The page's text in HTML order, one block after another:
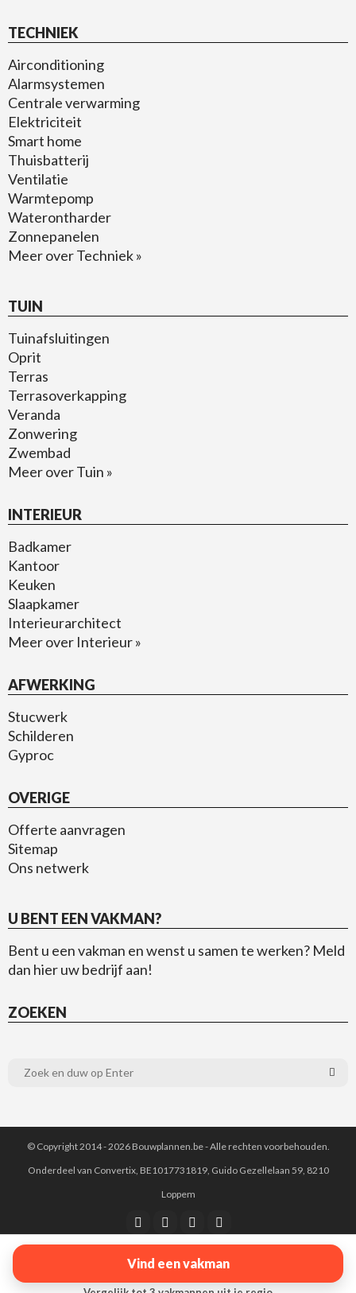
TECHNIEK
Airconditioning
Alarmsystemen
Centrale verwarming
Elektriciteit
Smart home
Thuisbatterij
Ventilatie
Warmtepomp
Waterontharder
Zonnepanelen
Meer over Techniek »
TUIN
Tuinafsluitingen
Oprit
Terras
Terrasoverkapping
Veranda
Zonwering
Zwembad
Meer over Tuin »
INTERIEUR
Badkamer
Kantoor
Keuken
Slaapkamer
Interieurarchitect
Meer over Interieur »
AFWERKING
Stucwerk
Schilderen
Gyproc
OVERIGE
Offerte aanvragen
Sitemap
Ons netwerk
U BENT EEN VAKMAN?
Bent u een vakman en wenst u samen te werken? Meld
dan hier uw bedrijf aan!
ZOEKEN
© Copyright 2014 - 2026 Bouwplannen.be - Alle rechten voorbehouden.
Onderdeel van Convertix, BE1017731819, Guido Gezellelaan 59, 8210
Loppem
Algemene voorwaarden Disclaimer
Vind een vakman